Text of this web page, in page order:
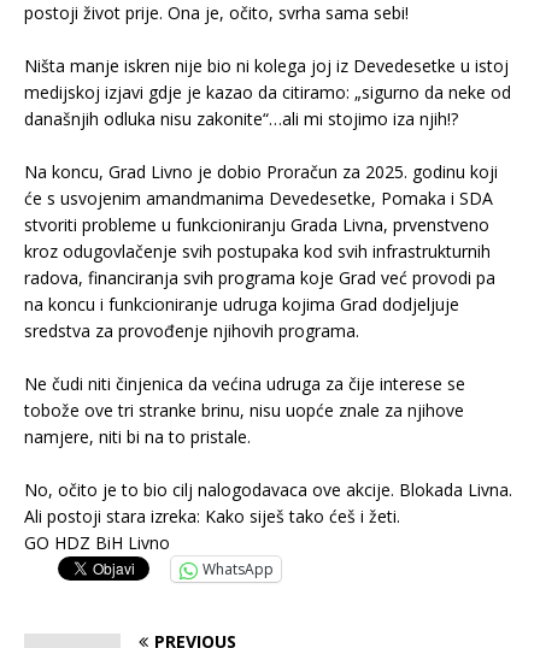
postoji život prije. Ona je, očito, svrha sama sebi!
Ništa manje iskren nije bio ni kolega joj iz Devedesetke u istoj
medijskoj izjavi gdje je kazao da citiramo: „sigurno da neke od
današnjih odluka nisu zakonite“…ali mi stojimo iza njih!?
Na koncu, Grad Livno je dobio Proračun za 2025. godinu koji
će s usvojenim amandmanima Devedesetke, Pomaka i SDA
stvoriti probleme u funkcioniranju Grada Livna, prvenstveno
kroz odugovlačenje svih postupaka kod svih infrastrukturnih
radova, financiranja svih programa koje Grad već provodi pa
na koncu i funkcioniranje udruga kojima Grad dodjeljuje
sredstva za provođenje njihovih programa.
Ne čudi niti činjenica da većina udruga za čije interese se
tobože ove tri stranke brinu, nisu uopće znale za njihove
namjere, niti bi na to pristale.
No, očito je to bio cilj nalogodavaca ove akcije. Blokada Livna.
Ali postoji stara izreka: Kako siješ tako ćeš i žeti.
GO HDZ BiH Livno
WhatsApp
PREVIOUS